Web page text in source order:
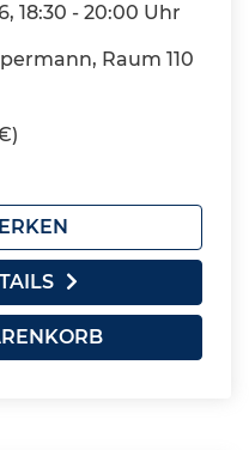
18:30 - 20:00 Uhr
Raum 110